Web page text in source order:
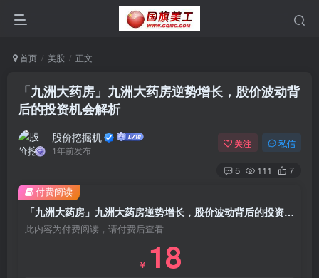
首页 美股 正文
「九洲大药房」九洲大药房逆势增长，股价波动背
后的投资机会解析
股价挖掘机
1年前发布
关注 私信
5 111 7
「九洲大药房」九洲大药房逆势增长，股价波动背后的投资机会解析
此内容为付费阅读，请付费后查看
￥ 18
付费阅读